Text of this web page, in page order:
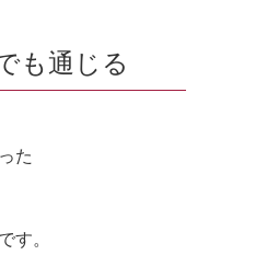
も通じる
た
す。